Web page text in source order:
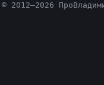
© 2012–2026